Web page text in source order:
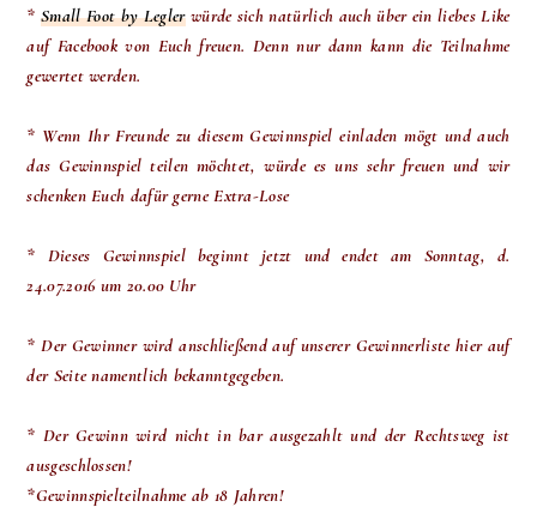
*Small Foot by Leglerwürde sich natürlich auch über ein liebes Like
auf Facebook von Euch freuen. Denn nur dann kann die Teilnahme
gewertet werden.
* Wenn Ihr Freunde zu diesem Gewinnspiel einladen mögt und auch
das Gewinnspiel teilen möchtet, würde es uns sehr freuen und wir
schenken Euch dafür gerne Extra-Lose
* Dieses Gewinnspiel beginnt jetzt und endet am Sonntag, d.
24.07.2016 um 20.00 Uhr
* Der Gewinner wird anschließend auf unserer Gewinnerliste hier auf
der Seite namentlich bekanntgegeben.
* Der Gewinn wird nicht in bar ausgezahlt und der Rechtsweg ist
ausgeschlossen!
*Gewinnspielteilnahme ab 18 Jahren!